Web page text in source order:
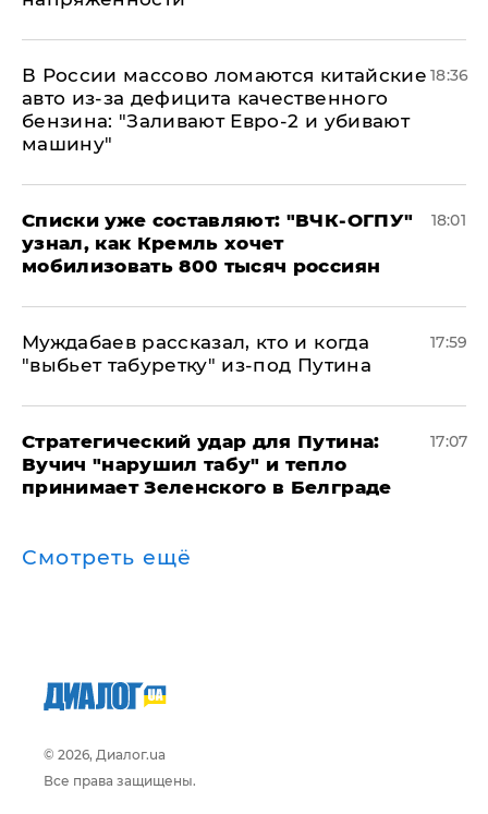
В России массово ломаются китайские
авто из-за дефицита качественного
бензина: "Заливают Евро-2 и убивают
машину"
18:36
Списки уже составляют: "ВЧК-ОГПУ"
узнал, как Кремль хочет
мобилизовать 800 тысяч россиян
18:01
Муждабаев рассказал, кто и когда
"выбьет табуретку" из-под Путина
17:59
Стратегический удар для Путина:
Вучич "нарушил табу" и тепло
принимает Зеленского в Белграде
17:07
Смотреть ещё
© 2026, Диалог.ua
Все права защищены.